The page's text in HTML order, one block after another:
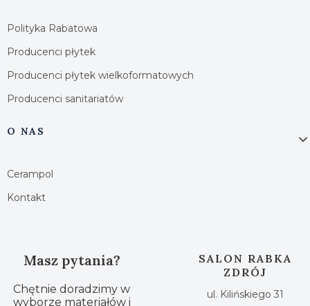
Polityka Rabatowa
Producenci płytek
Producenci płytek wielkoformatowych
Producenci sanitariatów
O NAS
Cerampol
Kontakt
Masz pytania?
Chętnie doradzimy w
wyborze materiałów i
SALON RABKA
ZDRÓJ
ul. Kilińskiego 31